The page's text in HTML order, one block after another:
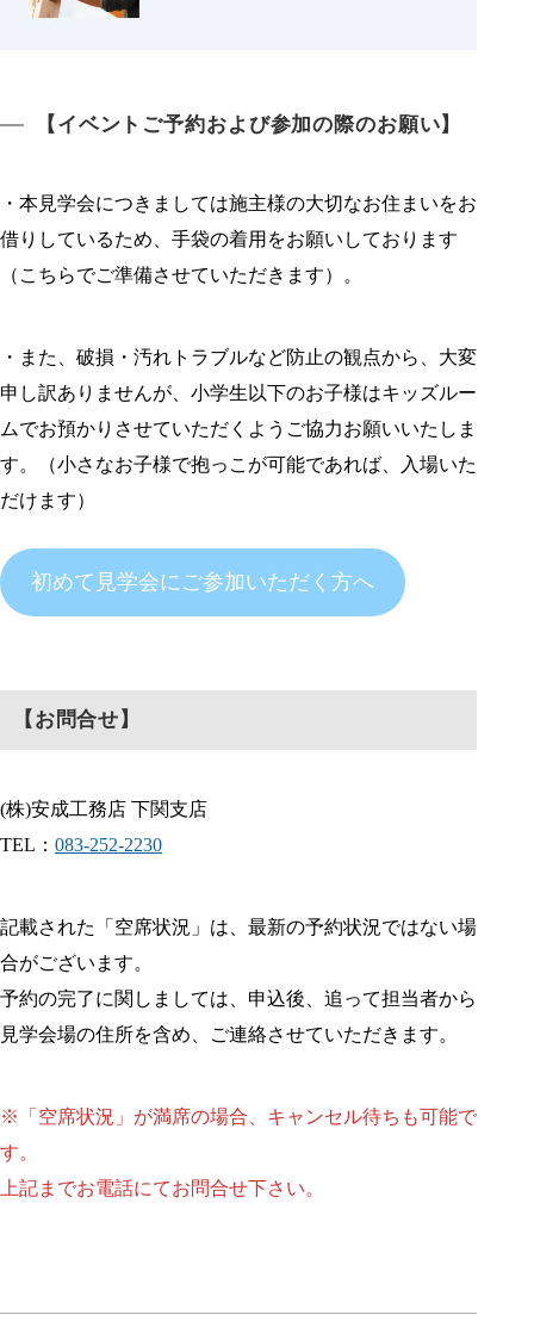
【イベントご予約および参加の際のお願い】
・本見学会につきましては施主様の大切なお住まいをお
借りしているため、手袋の着用をお願いしております
（こちらでご準備させていただきます）。
・また、破損・汚れトラブルなど防止の観点から、大変
申し訳ありませんが、小学生以下のお子様はキッズルー
ムでお預かりさせていただくようご協力お願いいたしま
す。（小さなお子様で抱っこが可能であれば、入場いた
だけます）
初めて見学会にご参加いただく方へ
【お問合せ】
(株)安成工務店 下関支店
TEL： 083-252-2230
記載された「空席状況」は、最新の予約状況ではない場
合がございます。
予約の完了に関しましては、申込後、追って担当者から
見学会場の住所を含め、ご連絡させていただきます。
※「空席状況」が満席の場合、キャンセル待ちも可能で
す。
上記までお電話にてお問合せ下さい。